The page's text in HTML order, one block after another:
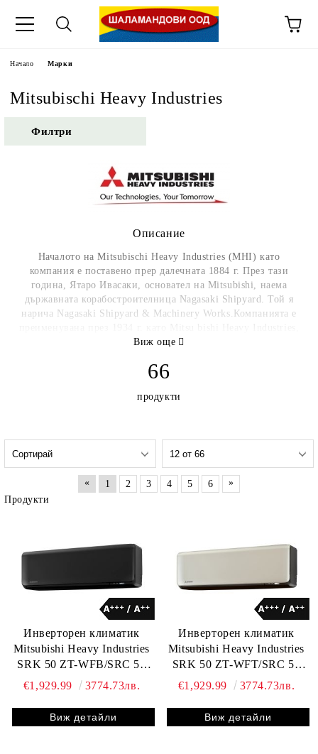
Начало Марки
Mitsubischi Heavy Industries
Филтри
Описание
Началото на Mitsubischi Heavy Industries (MHI) като
компания е поставено преp далечната 1884 г. През тази
година, Ятаро Ивасаки, основател на Mitsubishi, наема
държавната корабостроителница Nagasaki Shipyard. Той я
нарича Nagasaki Shipyard & Machinery Works.Компанията е
Ltd. "Трите диаманта", символ на Mitsubishi Heavy
кораба, праотец на компанията, който Тцукумо Шокай
променена версия на семейния герб на ЯтароИвасаки,
http://www.mhiae.com/
Виж още
66
продукти
« 1 2 3 4 5 6
»
Продукти
Инверторен климатик
Mitsubishi Heavy Industries
SRK 50 ZT-WFB/SRC 50
ZT-WB
€1,929.99 3774.73лв.
Виж детайли
Инверторен климатик
Mitsubishi Heavy Industries
SRK 50 ZT-WFT/SRC 50
ZT-WB
€1,929.99 3774.73лв.
Виж детайли